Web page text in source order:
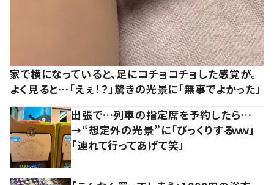
家で横になっていると、足にコチョコチョした感覚が。
よく見ると…「えぇ！？」驚きの光景に「無事でよかった」
出張で…列車の指定席を予約したら…
→“想定外の光景”に「びっくりするｗｗ」
「連れて行ってあげて笑」